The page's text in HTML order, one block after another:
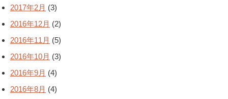
2017年2月 (3)
2016年12月 (2)
2016年11月 (5)
2016年10月 (3)
2016年9月 (4)
2016年8月 (4)